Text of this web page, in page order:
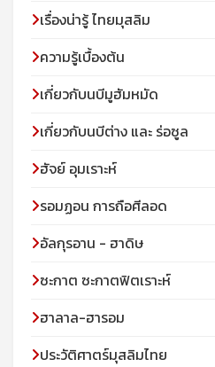
เรื่องน่ารู้ ไทยมุสลิม
ความรู้เบื้องต้น
เกี่ยวกับนบีมูฮัมหมัด
เกี่ยวกับนบีต่าง และ ร่อซูล
ฮัจย์ อุมเราะห์
รอมฏอน การถือศีลอด
อัลกุรอาน - ฮาดิษ
ซะกาต ซะกาตฟิตเราะห์
ฮาลาล-ฮารอม
ประวัติศาตร์มุสลิมไทย